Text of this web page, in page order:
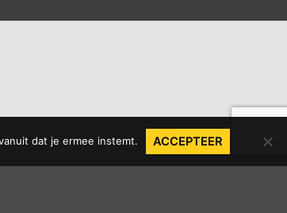
dat je ermee instemt. ACCEPTEER